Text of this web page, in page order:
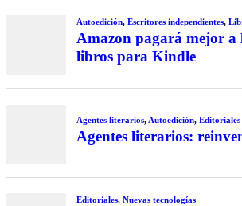
Autoedición, Escritores independientes,
Amazon pagará mejor a
libros para Kindle
Agentes literarios, Autoedición, Editoriales
Agentes literarios:
Editoriales, Nuevas tecnologías